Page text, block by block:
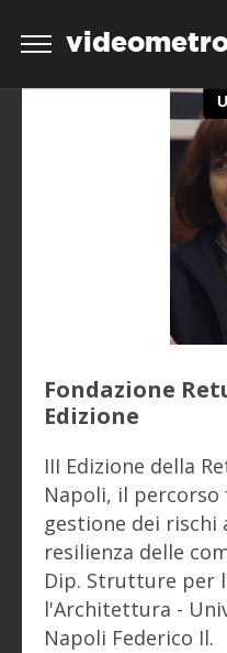
Fondazione
Edizione
III Edizione della
Napoli, il
gestione dei rischi
resilienza delle
Dip. Strutture per
l'Architettura -
Napoli Federico Il.